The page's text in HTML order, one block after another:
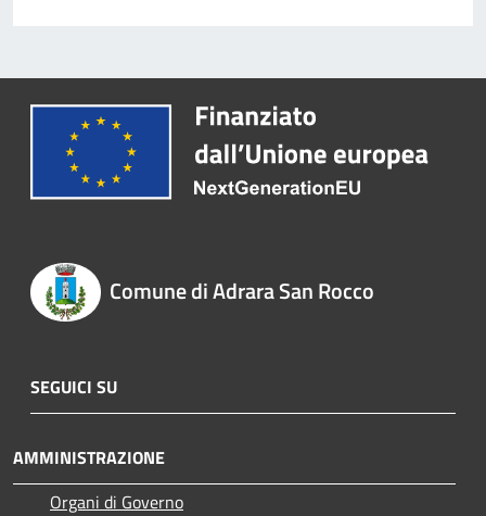
Comune di Adrara San Rocco
SEGUICI SU
AMMINISTRAZIONE
Organi di Governo